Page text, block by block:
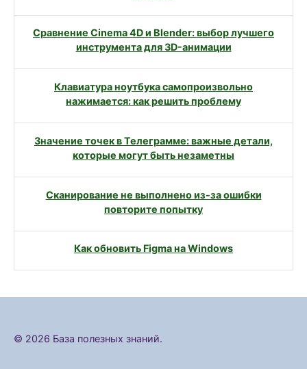
Сравнение Cinema 4D и Blender: выбор лучшего
инструмента для 3D-анимации
Клавиатура ноутбука самопроизвольно
нажимается: как решить проблему
Значение точек в Телеграмме: важные детали,
которые могут быть незаметны
Сканирование не выполнено из-за ошибки
повторите попытку
Как обновить Figma на Windows
© 2026 База полезных знаний.